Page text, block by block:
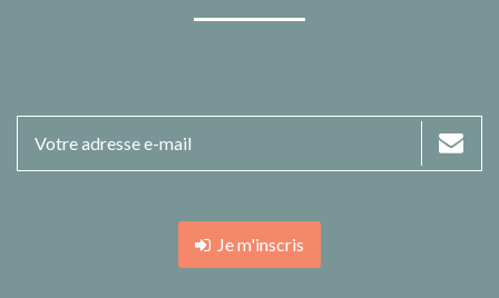
Je m'inscris